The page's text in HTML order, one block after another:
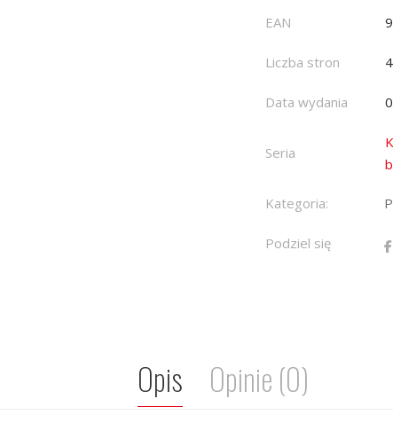
EAN
Liczba stron
Data wydania
Seria
Kategoria:
Podziel się
Opis Opinie (0)